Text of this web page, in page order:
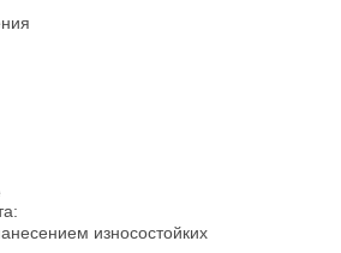
износостойких